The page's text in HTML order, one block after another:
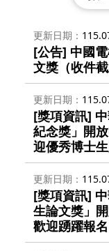
更新日期
[公告] 中國
文獎（收件
更新日期
[獎項資訊]
紀念獎」開
迎優秀博士
更新日期
[獎項資訊]
生論文獎」
歡迎踴躍報名